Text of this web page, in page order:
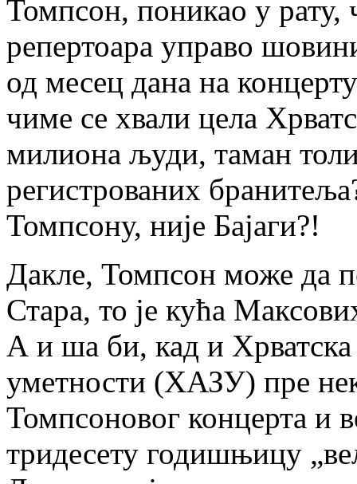
Томпсон, поникао у рату,
репертоара управо
од месец дана на
чиме се хвали цела
милиона људи, таман
регистрованих
Томпсону, није Бајаги?!
Дакле, Томпсон може да
Стара, то је кућа
А и ша би, кад и Хрватска
уметности (ХАЗУ) пре
Томпсоновог концерта и
тридесету годишњицу